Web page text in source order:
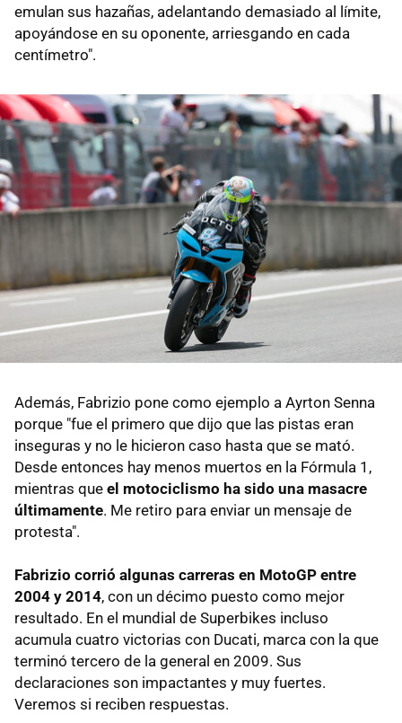
emulan sus hazañas, adelantando demasiado al límite,
apoyándose en su oponente, arriesgando en cada
centímetro".
Además, Fabrizio pone como ejemplo a Ayrton Senna
porque "fue el primero que dijo que las pistas eran
inseguras y no le hicieron caso hasta que se mató.
Desde entonces hay menos muertos en la Fórmula 1,
mientras que el motociclismo ha sido una masacre
últimamente. Me retiro para enviar un mensaje de
protesta".
Fabrizio corrió algunas carreras en MotoGP entre
2004 y 2014, con un décimo puesto como mejor
resultado. En el mundial de Superbikes incluso
acumula cuatro victorias con Ducati, marca con la que
terminó tercero de la general en 2009. Sus
declaraciones son impactantes y muy fuertes.
Veremos si reciben respuestas.